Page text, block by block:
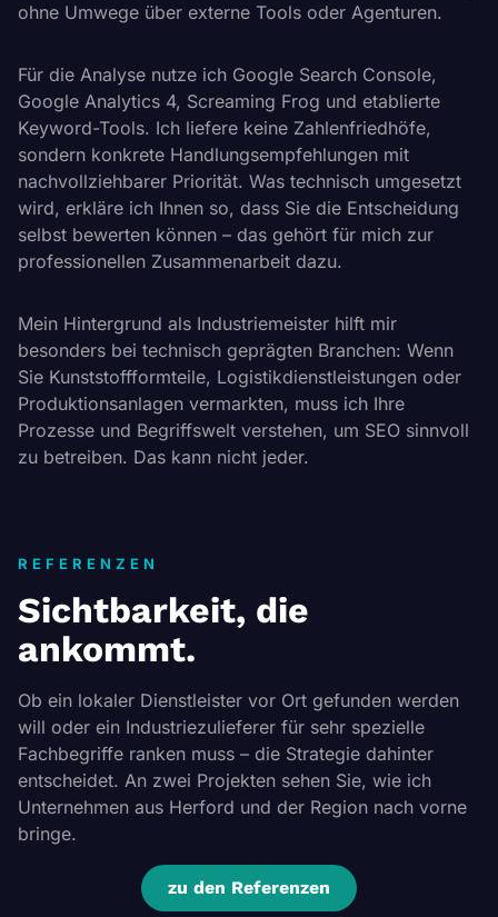
ohne Umwege über externe Tools oder Agenturen.
Für die Analyse nutze ich Google Search Console,
Google Analytics 4, Screaming Frog und etablierte
Keyword-Tools. Ich liefere keine Zahlenfriedhöfe,
sondern konkrete Handlungsempfehlungen mit
nachvollziehbarer Priorität. Was technisch umgesetzt
wird, erkläre ich Ihnen so, dass Sie die Entscheidung
selbst bewerten können – das gehört für mich zur
professionellen Zusammenarbeit dazu.
Mein Hintergrund als Industriemeister hilft mir
besonders bei technisch geprägten Branchen: Wenn
Sie Kunststoffformteile, Logistikdienstleistungen oder
Produktionsanlagen vermarkten, muss ich Ihre
Prozesse und Begriffswelt verstehen, um SEO sinnvoll
zu betreiben. Das kann nicht jeder.
REFERENZEN
Sichtbarkeit, die
ankommt.
Ob ein lokaler Dienstleister vor Ort gefunden werden
will oder ein Industriezulieferer für sehr spezielle
Fachbegriffe ranken muss – die Strategie dahinter
entscheidet. An zwei Projekten sehen Sie, wie ich
Unternehmen aus Herford und der Region nach vorne
bringe.
zu den Referenzen